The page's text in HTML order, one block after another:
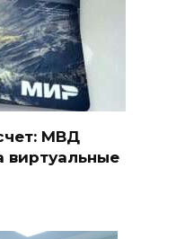
МВД
виртуальные